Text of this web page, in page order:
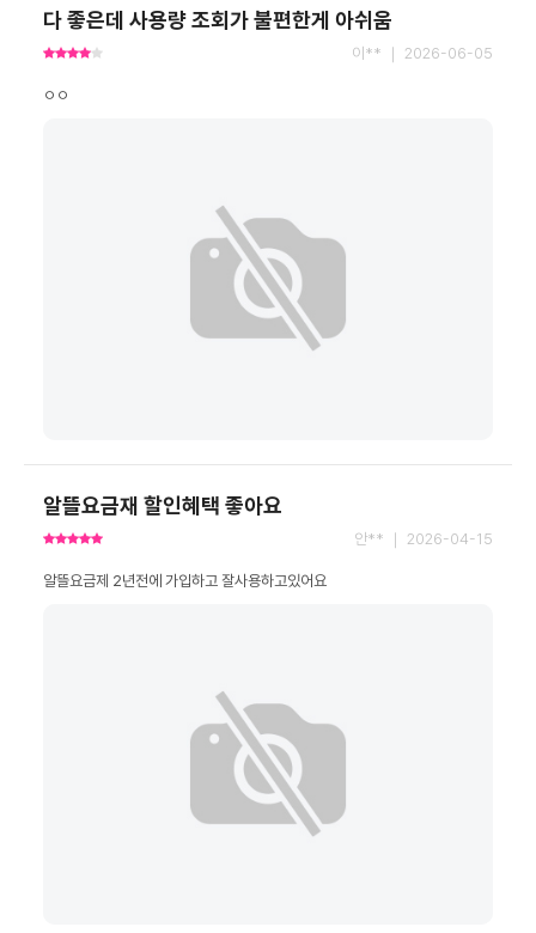
다 좋은데 사용량 조회가 불편한게 아쉬움
이** ｜ 2026-06-05
ㅇㅇ
알뜰요금재 할인혜택 좋아요
안** ｜ 2026-04-15
알뜰요금제 2년전에 가입하고 잘사용하고있어요